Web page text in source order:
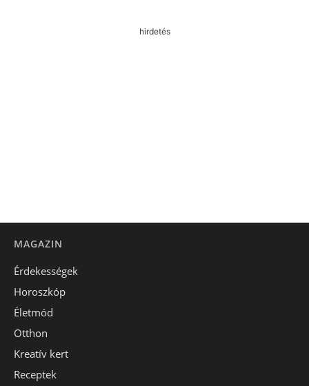
hirdetés
MAGAZIN
Érdekességek
Horoszkóp
Életmód
Otthon
Kreatív kert
Receptek